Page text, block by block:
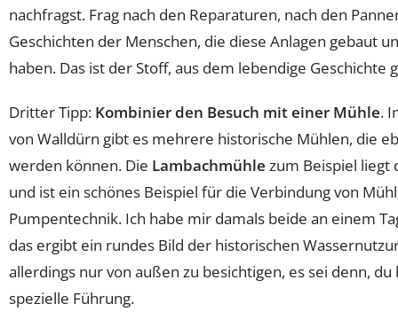
nachfragst. Frag nach den Reparaturen, nach den
Geschichten der Menschen, die diese Anlagen gebaut
haben. Das ist der Stoff, aus dem lebendige Geschichte
Dritter Tipp: Kombinier den Besuch mit einer Mühle.
von Walldürn gibt es mehrere historische Mühlen, die
werden können. Die Lambachmühle zum Beispiel liegt
und ist ein schönes Beispiel für die Verbindung von
Pumpentechnik. Ich habe mir damals beide an einem
das ergibt ein rundes Bild der historischen
allerdings nur von außen zu besichtigen, es sei denn, du
spezielle Führung.